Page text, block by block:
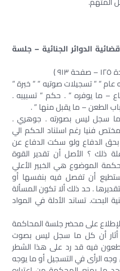
رقم ٤٧٢ لسنة ٦٠ قضائية الدوائر الجنائية – جلسة
عام ” ” تسجيلات صوتيه ” ” خبرة ”
– ما يوفره ” . حكم ” تسبيبه .
الطعن – ما يقبل منها ” .
ما سجل ليس بصورته . جوهري .
فنيا رغم استناد الحكم الي
بحق الدفاع ولو سكت الدفاع عن
ذلك ؟ الأصل أن تقدير القوة
الموضوع هي الخبير الأعلي
أن تفصل فيه بنفسها أو
. حد ذلك ألا تكون المسألة
البحت. تساند الأدلة في المواد
على محضر جلسة المحاكمة
أثار أن كل ما سجل ليس بصوت
فيه قد رد على هذا الشطر
وجه الرأى في التسجيل أو ما يوجه